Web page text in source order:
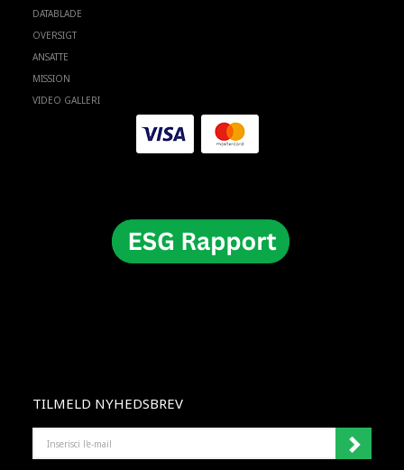
DATABLADE
OVERSIGT
ANSATTE
MISSION
VIDEO GALLERI
TILMELD NYHEDSBREV
MAIL